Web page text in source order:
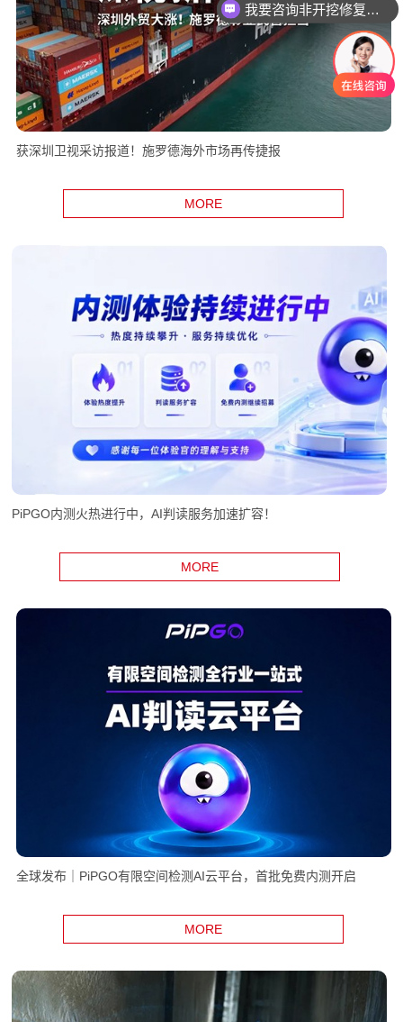
获深圳卫视采访报道！施罗德海外市场再传捷报
MORE
PiPGO内测火热进行中，AI判读服务加速扩容！
MORE
全球发布｜PiPGO有限空间检测AI云平台，首批免费内测开启
MORE